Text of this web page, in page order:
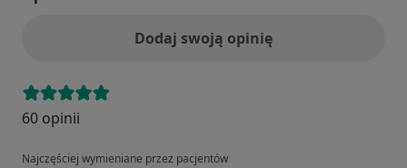
Dodaj swoją opinię
60 opinii
Najczęściej wymieniane przez pacjentów